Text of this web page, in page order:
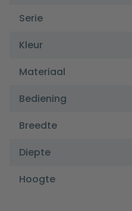
Serie
Kleur
Materiaal
Bediening
Breedte
Diepte
Hoogte